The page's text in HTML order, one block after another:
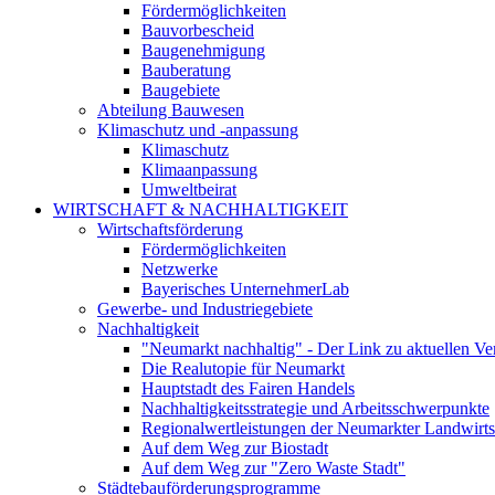
Fördermöglichkeiten
Bauvorbescheid
Baugenehmigung
Bauberatung
Baugebiete
Abteilung Bauwesen
Klimaschutz und -anpassung
Klimaschutz
Klimaanpassung
Umweltbeirat
WIRTSCHAFT & NACHHALTIGKEIT
Wirtschaftsförderung
Fördermöglichkeiten
Netzwerke
Bayerisches UnternehmerLab
Gewerbe- und Industriegebiete
Nachhaltigkeit
"Neumarkt nachhaltig" - Der Link zu aktuellen
Die Realutopie für Neumarkt
Hauptstadt des Fairen Handels
Nachhaltigkeitsstrategie und Arbeitsschwerpunkte
Regionalwertleistungen der Neumarkter
Auf dem Weg zur Biostadt
Auf dem Weg zur "Zero Waste Stadt"
Städtebauförderungsprogramme